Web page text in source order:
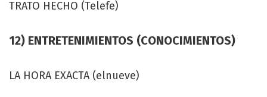
TRATO HECHO (Telefe)
12) ENTRETENIMIENTOS (CONOCIMIENTOS)
LA HORA EXACTA (elnueve)